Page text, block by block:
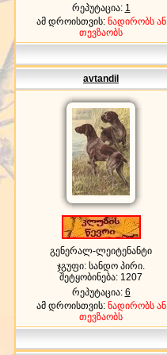
რეპუტაცია: 1
ამ დროისთვის: ნადირობს ან
თევზაობს
avtandil
გენერალ-ლეიტენანტი
ჯგუფი: სანდო პირი.
შეტყობინება: 1207
რეპუტაცია: 6
ამ დროისთვის: ნადირობს ან
თევზაობს